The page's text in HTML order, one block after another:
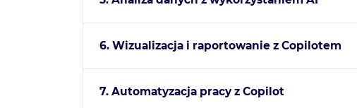
6. Wizualizacja i raportowanie z Copilotem
7. Automatyzacja pracy z Copilot